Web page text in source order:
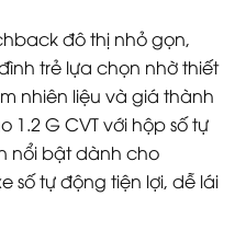
đô thị nhỏ gọn,
trẻ lựa chọn nhờ thiết
nhiên liệu và giá thành
1.2 G CVT với hộp số tự
nổi bật dành cho
số tự động tiện lợi, dễ lái